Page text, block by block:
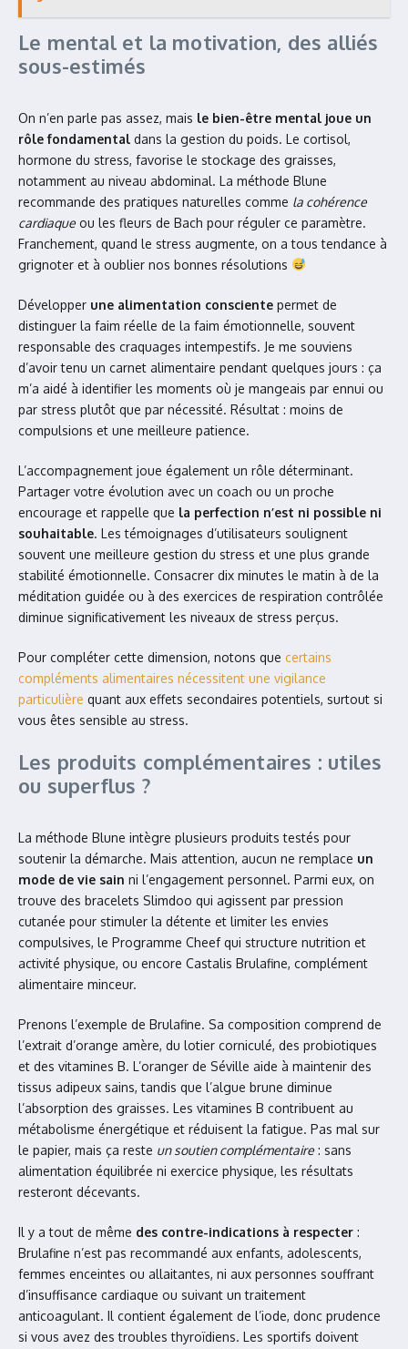
Le mental et la motivation, des alliés
sous-estimés
On n’en parle pas assez, mais le bien-être mental joue un
rôle fondamental dans la gestion du poids. Le cortisol,
hormone du stress, favorise le stockage des graisses,
notamment au niveau abdominal. La méthode Blune
recommande des pratiques naturelles comme la cohérence
cardiaqueou les fleurs de Bach pour réguler ce paramètre.
Franchement, quand le stress augmente, on a tous tendance à
grignoter et à oublier nos bonnes résolutions
Développer une alimentation consciente permet de
distinguer la faim réelle de la faim émotionnelle, souvent
responsable des craquages intempestifs. Je me souviens
d’avoir tenu un carnet alimentaire pendant quelques jours : ça
m’a aidé à identifier les moments où je mangeais par ennui ou
par stress plutôt que par nécessité. Résultat : moins de
compulsions et une meilleure patience.
L’accompagnement joue également un rôle déterminant.
Partager votre évolution avec un coach ou un proche
encourage et rappelle que la perfection n’est ni possible ni
souhaitable. Les témoignages d’utilisateurs soulignent
souvent une meilleure gestion du stress et une plus grande
stabilité émotionnelle. Consacrer dix minutes le matin à de la
méditation guidée ou à des exercices de respiration contrôlée
diminue significativement les niveaux de stress perçus.
Pour compléter cette dimension, notons que certains
compléments alimentaires nécessitent une vigilance
particulière quant aux effets secondaires potentiels, surtout si
vous êtes sensible au stress.
Les produits complémentaires : utiles
ou superflus ?
La méthode Blune intègre plusieurs produits testés pour
soutenir la démarche. Mais attention, aucun ne remplace un
mode de vie sain ni l’engagement personnel. Parmi eux, on
trouve des bracelets Slimdoo qui agissent par pression
cutanée pour stimuler la détente et limiter les envies
compulsives, le Programme Cheef qui structure nutrition et
activité physique, ou encore Castalis Brulafine, complément
alimentaire minceur.
Prenons l’exemple de Brulafine. Sa composition comprend de
l’extrait d’orange amère, du lotier corniculé, des probiotiques
et des vitamines B. L’oranger de Séville aide à maintenir des
tissus adipeux sains, tandis que l’algue brune diminue
l’absorption des graisses. Les vitamines B contribuent au
métabolisme énergétique et réduisent la fatigue. Pas mal sur
le papier, mais ça reste un soutien complémentaire: sans
alimentation équilibrée ni exercice physique, les résultats
resteront décevants.
Il y a tout de même des contre-indications à respecter :
Brulafine n’est pas recommandé aux enfants, adolescents,
femmes enceintes ou allaitantes, ni aux personnes souffrant
d’insuffisance cardiaque ou suivant un traitement
anticoagulant. Il contient également de l’iode, donc prudence
si vous avez des troubles thyroïdiens. Les sportifs doivent